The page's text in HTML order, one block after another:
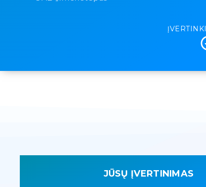
JŪSŲ ĮVERTINIMAS